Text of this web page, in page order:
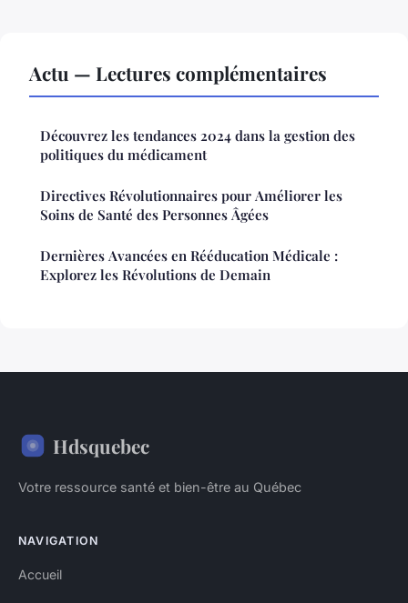
Actu — Lectures complémentaires
Découvrez les tendances 2024 dans la gestion des
politiques du médicament
Directives Révolutionnaires pour Améliorer les
Soins de Santé des Personnes Âgées
Dernières Avancées en Rééducation Médicale :
Explorez les Révolutions de Demain
Hdsquebec
Votre ressource santé et bien-être au Québec
NAVIGATION
Accueil